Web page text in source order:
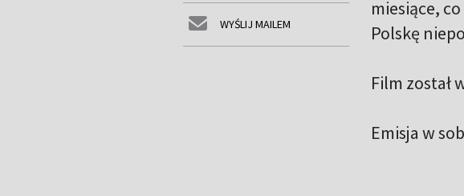
WYŚLIJ MAILEM
miesiące,
Polskę
Film został
Emisja w